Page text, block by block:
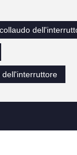
dell'interruttore